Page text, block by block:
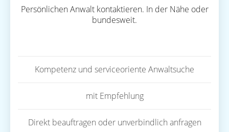
Persönlichen Anwalt kontaktieren. In der Nähe oder
bundesweit.
Kompetenz und serviceoriente Anwaltsuche
mit Empfehlung
Direkt beauftragen oder unverbindlich anfragen